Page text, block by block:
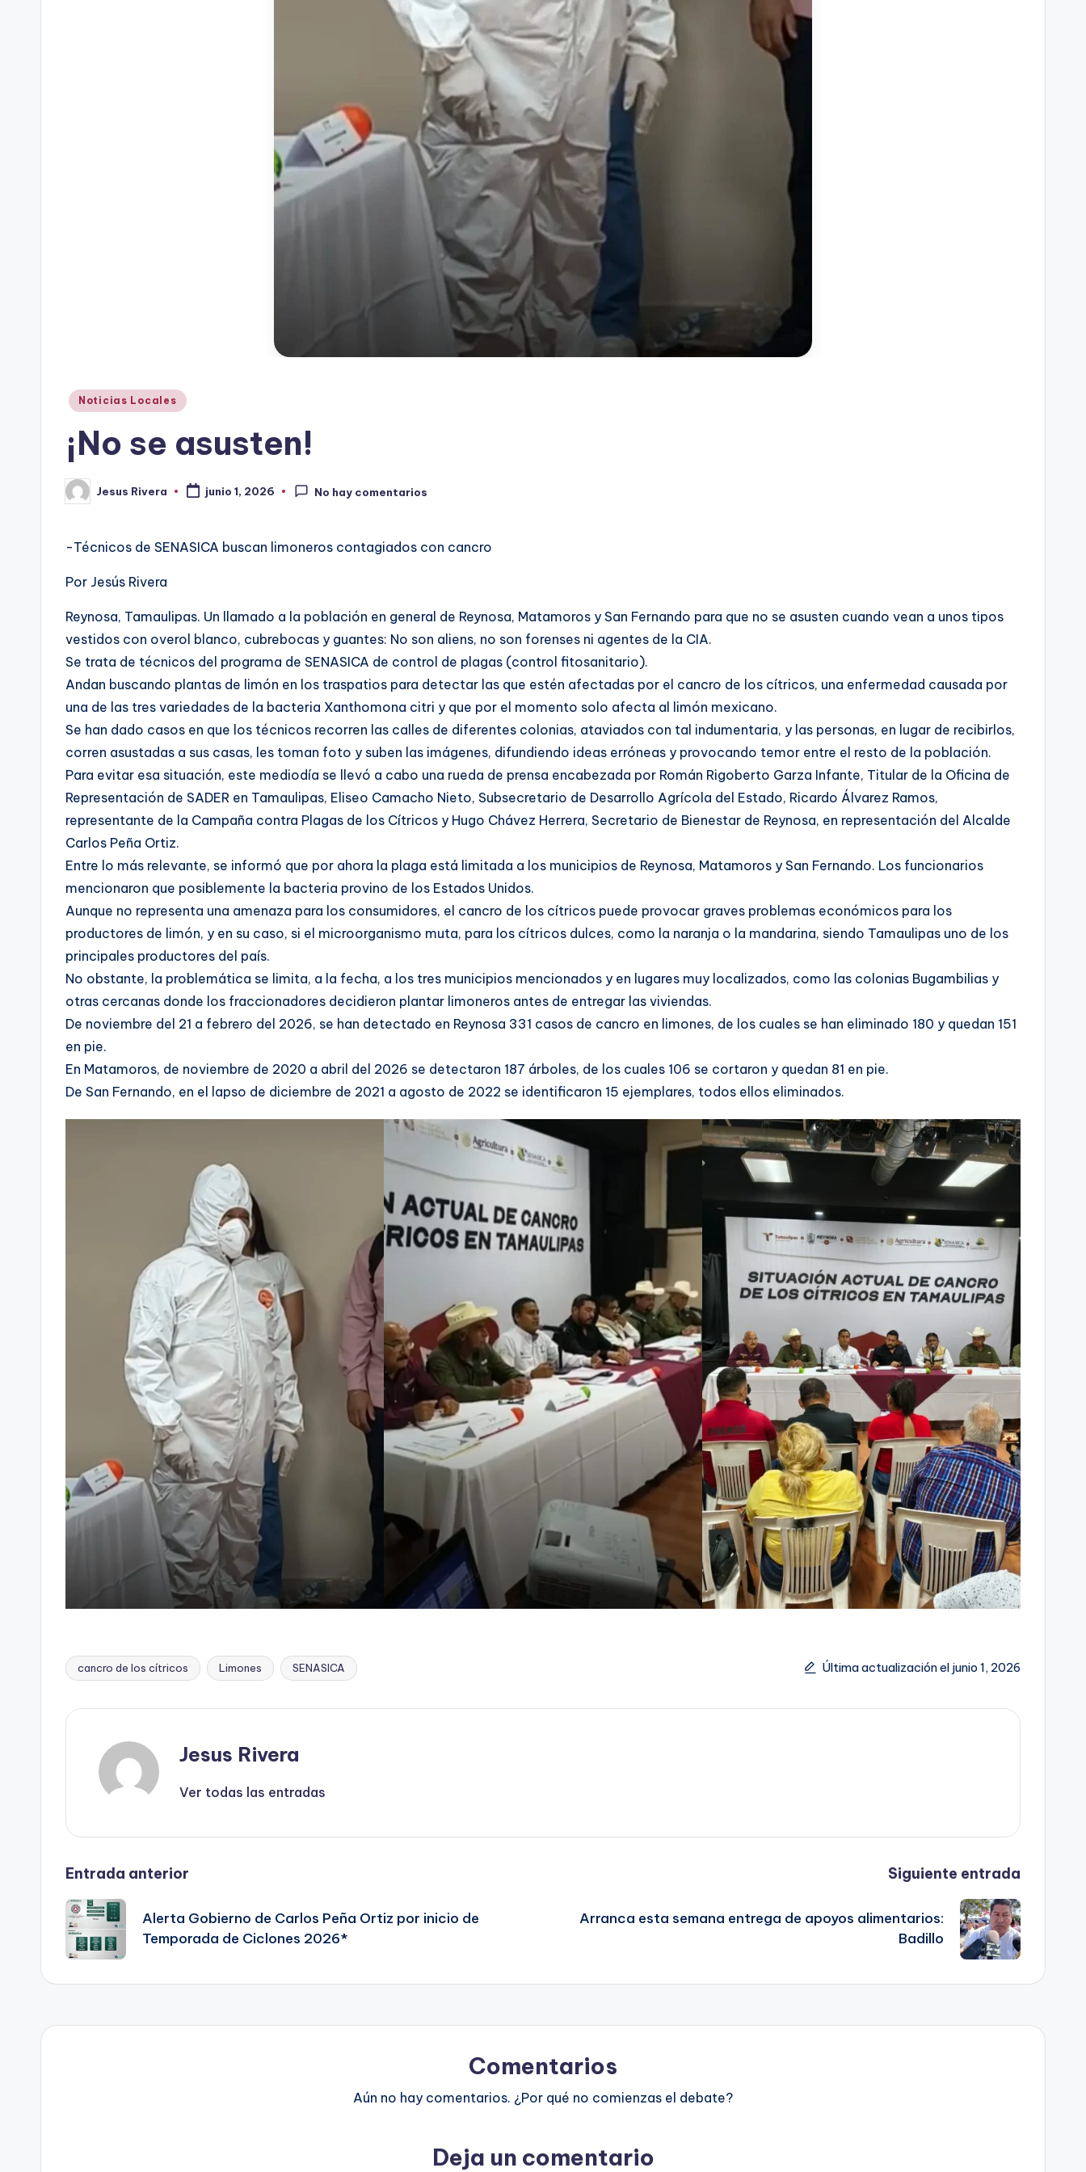
Publicado
Noticias Locales
¡No se asusten!
Publicado
por
Jesus Rivera junio 1, 2026 No hay comentarios
-Técnicos de SENASICA buscan limoneros contagiados con cancro
Por Jesús Rivera
Reynosa, Tamaulipas. Un llamado a la población en general de Reynosa, Matamoros y San Fernando para que no se asusten cuando vean a unos tipos
vestidos con overol blanco, cubrebocas y guantes: No son aliens, no son forenses ni agentes de la CIA.
Se trata de técnicos del programa de SENASICA de control de plagas (control fitosanitario).
Andan buscando plantas de limón en los traspatios para detectar las que estén afectadas por el cancro de los cítricos, una enfermedad causada por
una de las tres variedades de la bacteria Xanthomona citri y que por el momento solo afecta al limón mexicano.
Se han dado casos en que los técnicos recorren las calles de diferentes colonias, ataviados con tal indumentaria, y las personas, en lugar de recibirlos,
corren asustadas a sus casas, les toman foto y suben las imágenes, difundiendo ideas erróneas y provocando temor entre el resto de la población.
Para evitar esa situación, este mediodía se llevó a cabo una rueda de prensa encabezada por Román Rigoberto Garza Infante, Titular de la Oficina de
Representación de SADER en Tamaulipas, Eliseo Camacho Nieto, Subsecretario de Desarrollo Agrícola del Estado, Ricardo Álvarez Ramos,
representante de la Campaña contra Plagas de los Cítricos y Hugo Chávez Herrera, Secretario de Bienestar de Reynosa, en representación del Alcalde
Carlos Peña Ortiz.
Entre lo más relevante, se informó que por ahora la plaga está limitada a los municipios de Reynosa, Matamoros y San Fernando. Los funcionarios
mencionaron que posiblemente la bacteria provino de los Estados Unidos.
Aunque no representa una amenaza para los consumidores, el cancro de los cítricos puede provocar graves problemas económicos para los
productores de limón, y en su caso, si el microorganismo muta, para los cítricos dulces, como la naranja o la mandarina, siendo Tamaulipas uno de los
principales productores del país.
No obstante, la problemática se limita, a la fecha, a los tres municipios mencionados y en lugares muy localizados, como las colonias Bugambilias y
otras cercanas donde los fraccionadores decidieron plantar limoneros antes de entregar las viviendas.
De noviembre del 21 a febrero del 2026, se han detectado en Reynosa 331 casos de cancro en limones, de los cuales se han eliminado 180 y quedan 151
en pie.
En Matamoros, de noviembre de 2020 a abril del 2026 se detectaron 187 árboles, de los cuales 106 se cortaron y quedan 81 en pie.
De San Fernando, en el lapso de diciembre de 2021 a agosto de 2022 se identificaron 15 ejemplares, todos ellos eliminados.
Etiquetas:
cancro de los cítricos Limones SENASICA Última actualización el junio 1, 2026
Jesus Rivera
Ver todas las entradas
Navegación
de
entradas
Entrada anterior
Alerta Gobierno de Carlos Peña Ortiz por inicio de
Temporada de Ciclones 2026*
Siguiente entrada
Arranca esta semana entrega de apoyos alimentarios:
Badillo
Comentarios
Aún no hay comentarios. ¿Por qué no comienzas el debate?
Deja un comentario